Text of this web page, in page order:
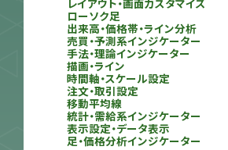
レイアウト・画面カスタマイズ
ローソク足
出来高・価格帯・ライン分析
売買・予測系インジケーター
手法・理論インジケーター
描画・ライン
時間軸・スケール設定
注文・取引設定
移動平均線
統計・需給系インジケーター
表示設定・データ表示
足・価格分析インジケーター